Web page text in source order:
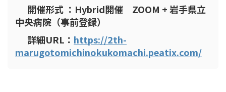
開催形式 ：Hybrid開催 ZOOM + 岩手県立
中央病院（事前登録）
詳細URL： https://2th-
marugotomichinokukomachi.peatix.com/